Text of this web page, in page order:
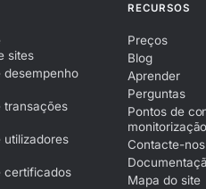
sites
desempenho
transações
utilizadores
certificados
RECURSOS
Preços
Blog
Aprender
Perguntas
Pontos de
monitorização
Contacte-nos
Mapa do site